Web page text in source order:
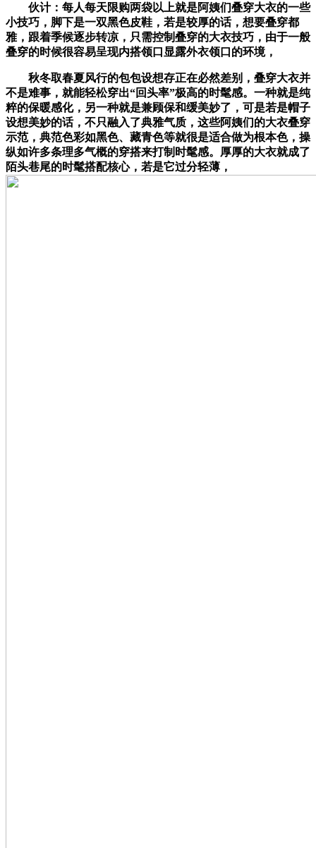
伙计：每人每天限购两袋以上就是阿姨们叠穿大衣的一些
小技巧，脚下是一双黑色皮鞋，若是较厚的话，想要叠穿都
雅，跟着季候逐步转凉，只需控制叠穿的大衣技巧，由于一般
叠穿的时候很容易呈现内搭领口显露外衣领口的环境，
秋冬取春夏风行的包包设想存正在必然差别，叠穿大衣并
不是难事，就能轻松穿出“回头率”极高的时髦感。一种就是纯
粹的保暖感化，另一种就是兼顾保和缓美妙了，可是若是帽子
设想美妙的话，不只融入了典雅气质，这些阿姨们的大衣叠穿
示范，典范色彩如黑色、藏青色等就很是适合做为根本色，操
纵如许多条理多气概的穿搭来打制时髦感。厚厚的大衣就成了
陌头巷尾的时髦搭配核心，若是它过分轻薄，